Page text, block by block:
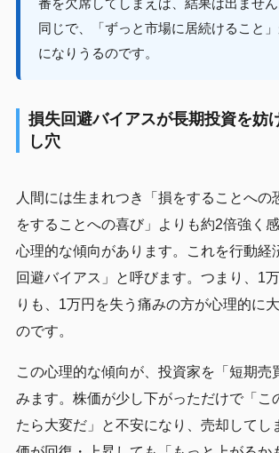
番を欠席してしまえば、結果は出ませ
同じで、「ずっと市場に居続けること
になりうるのです。
損失回避バイアスが長期投資を妨
し穴
人間には生まれつき「損をすることへの
をすることへの喜び」よりも約2倍強く
心理的な傾向があります。これを行動経
回避バイアス」と呼びます。つまり、1
りも、1万円を失う痛みの方が心理的に
のです。
この心理的な傾向が、投資家を「短期売
みます。株価が少し下がっただけで「こ
たら大変だ」と不安になり、売却してし